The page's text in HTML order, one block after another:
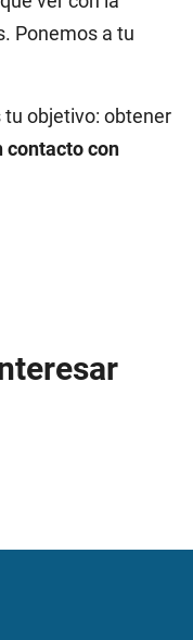
Ponemos a tu
objetivo: obtener
contacto con